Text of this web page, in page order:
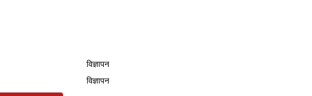
विज्ञापन
विज्ञापन